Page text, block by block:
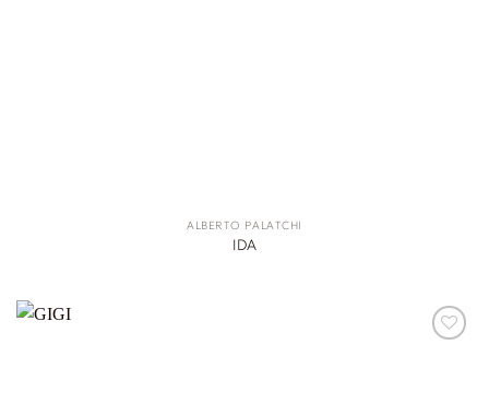
ALBERTO PALATCHI
IDA